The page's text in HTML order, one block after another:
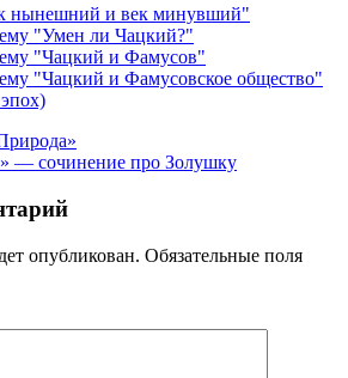
нынешний и век минувший"
"Умен ли Чацкий?"
"Чацкий и Фамусов"
"Чацкий и Фамусовское общество"
— сочинение про Золушку
опубликован. Обязательные поля